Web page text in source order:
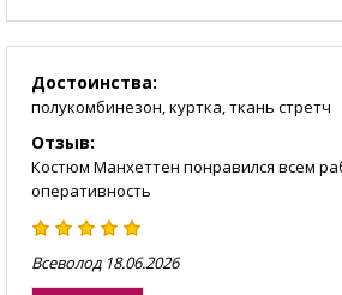
Достоинства:
полукомбинезон, куртка, ткань стретч
Отзыв:
Костюм Манхеттен понравился всем
оперативность
Всеволод 18.06.2026